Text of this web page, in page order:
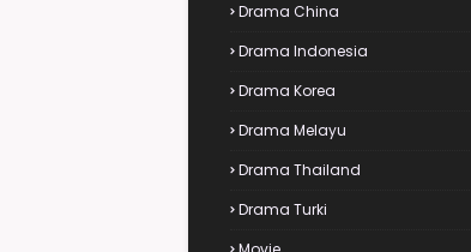
Drama China
Drama Indonesia
Drama Korea
Drama Melayu
Drama Thailand
Drama Turki